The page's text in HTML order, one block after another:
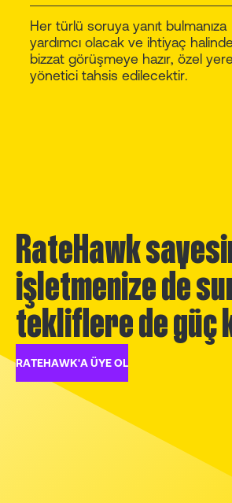
Her türlü soruya yanıt bulmanıza
yardımcı olacak ve ihtiyaç
bizzat görüşmeye hazır, özel yerel
yönetici tahsis edilecektir.
RateHawk
işletmenize de
tekliflere de güç
RATEHAWK'A ÜYE OL